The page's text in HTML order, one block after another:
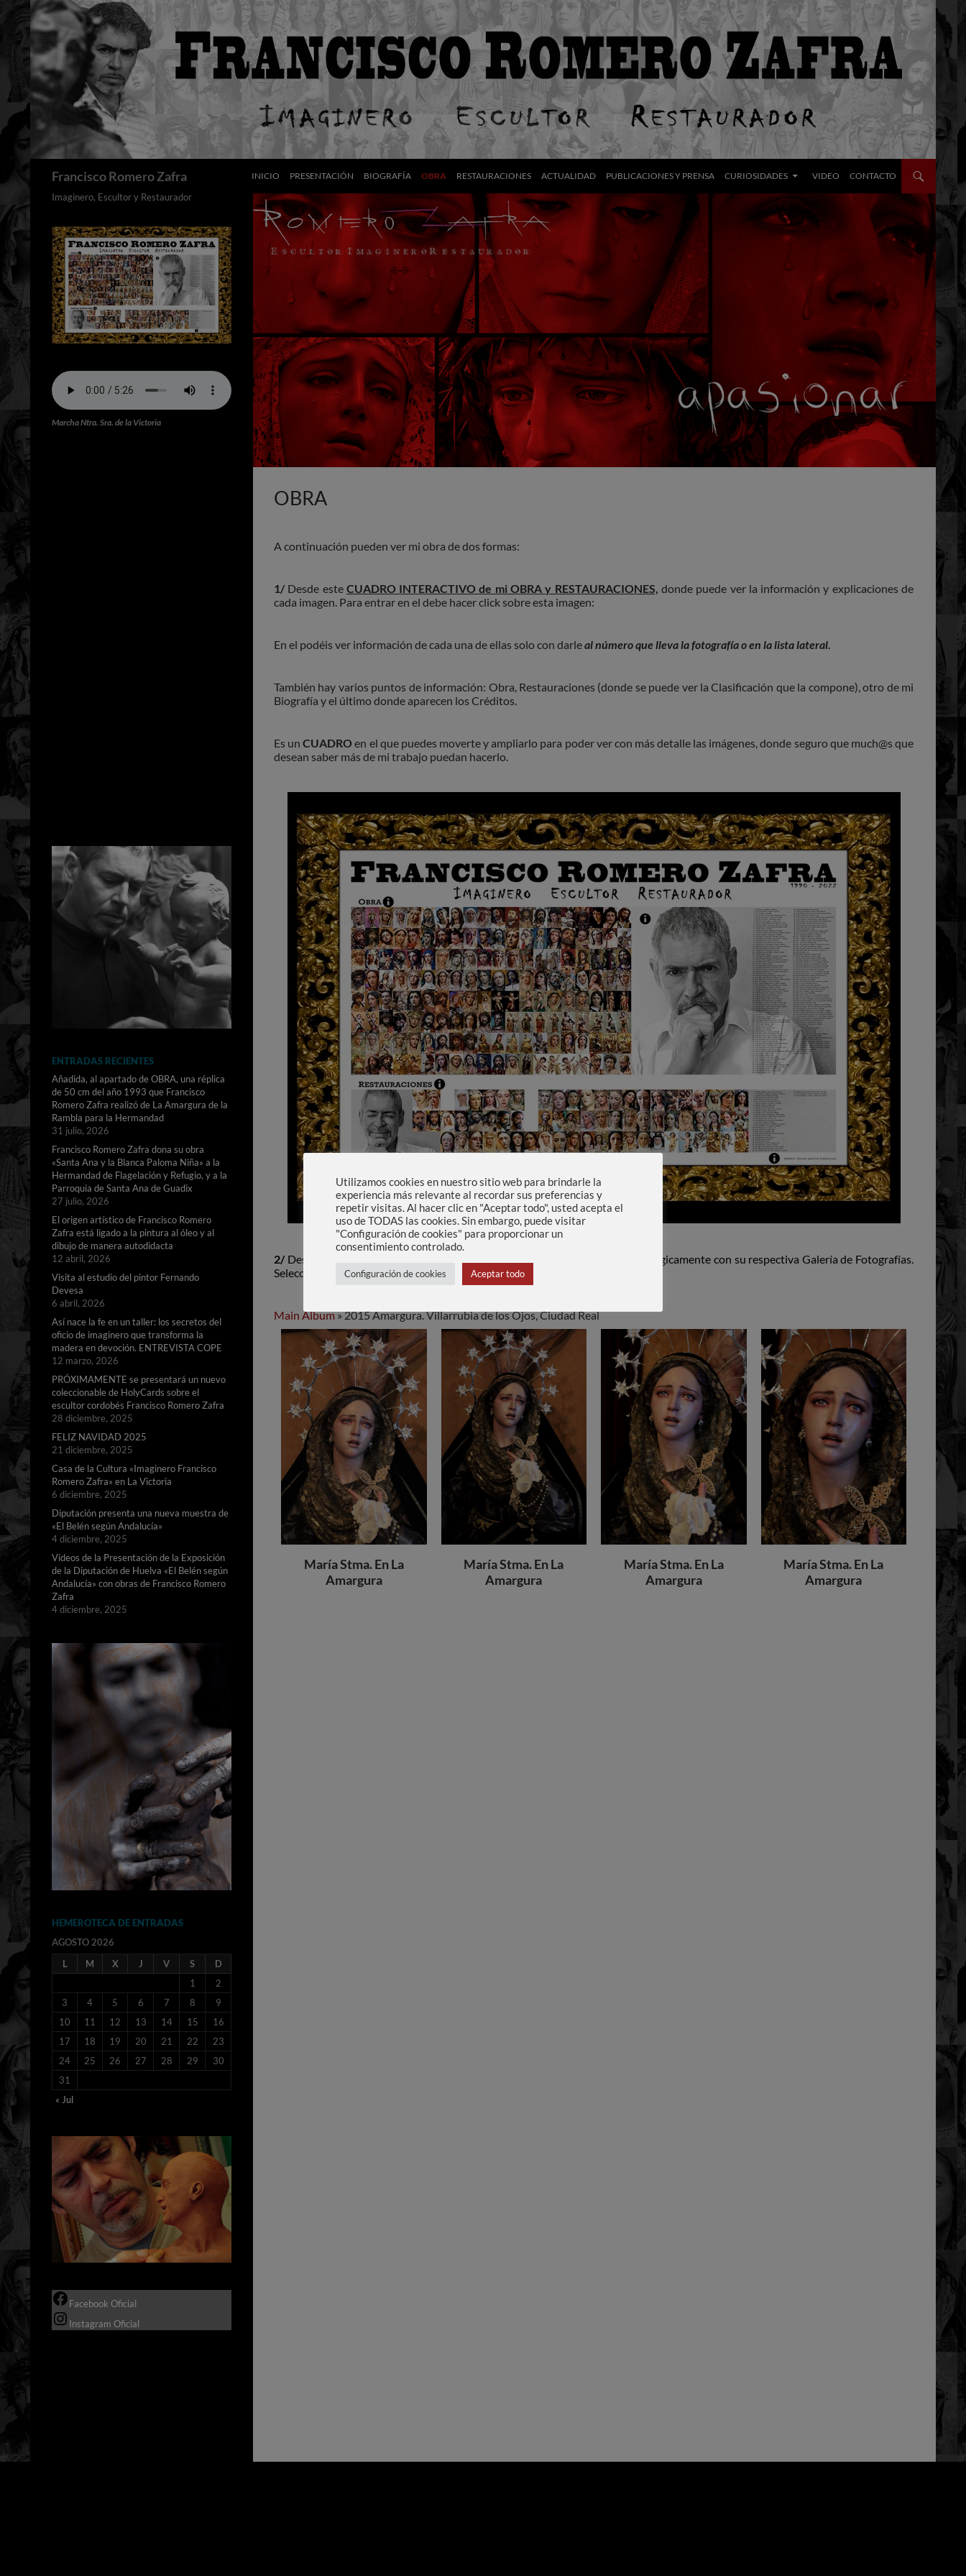
Saltar
contenido
Francisco Romero Zafra INICIO PRESENTACIÓN BIOGRAFÍA OBRA RESTAURACIONES ACTUALIDAD PUBLICACIONES Y PRENSA CURIOSIDADES VIDEO CONTACTO
OBRA
A continuación pueden ver mi obra de dos formas:
1/ Desde este CUADRO INTERACTIVO de mi OBRA y RESTAURACIONES, donde puede ver la información y explicaciones de
cada imagen. Para entrar en el debe hacer click sobre esta imagen:
En el podéis ver información de cada una de ellas solo con darleal número que lleva la fotografía o en la lista lateral.
También hay varios puntos de información: Obra, Restauraciones (donde se puede ver la Clasificación que la compone), otro de mi
Biografía y el último donde aparecen los Créditos.
Es unCUADROen el que puedes moverte y ampliarlo para poder ver con más detalle las imágenes, donde seguro que much@s que
desean saber más de mi trabajo puedan hacerlo.
2/ Desde estos álbumes donde se muestran todas las obras realizadas cronológicamente con su respectiva Galería de Fotografías.
Seleccione una obra para visualizar las fotografías con más detalle.
Main Album» 2015 Amargura. Villarrubia de los Ojos, Ciudad Real
María Stma. En La
Amargura
María Stma. En La
Amargura
María Stma. En La
Amargura
María Stma. En La
Amargura
Imaginero, Escultor y Restaurador
Marcha Ntra. Sra. de la Victoria
ENTRADAS RECIENTES
Añadida, al apartado de OBRA, una réplica
de 50 cm del año 1993 que Francisco
Romero Zafra realizó de La Amargura de la
Rambla para la Hermandad
31 julio, 2026
Francisco Romero Zafra dona su obra
«Santa Ana y la Blanca Paloma Niña» a la
Hermandad de Flagelación y Refugio, y a la
Parroquia de Santa Ana de Guadix
27 julio, 2026
El origen artístico de Francisco Romero
Zafra está ligado a la pintura al óleo y al
dibujo de manera autodidacta
12 abril, 2026
Visita al estudio del pintor Fernando
Devesa
6 abril, 2026
Así nace la fe en un taller: los secretos del
oficio de imaginero que transforma la
madera en devoción. ENTREVISTA COPE
12 marzo, 2026
PRÓXIMAMENTE se presentará un nuevo
coleccionable de HolyCards sobre el
escultor cordobés Francisco Romero Zafra
28 diciembre, 2025
FELIZ NAVIDAD 2025
21 diciembre, 2025
Casa de la Cultura «Imaginero Francisco
Romero Zafra» en La Victoria
6 diciembre, 2025
Diputación presenta una nueva muestra de
«El Belén según Andalucía»
4 diciembre, 2025
Videos de la Presentación de la Exposición
de la Diputación de Huelva «El Belén según
Andalucía» con obras de Francisco Romero
Zafra
4 diciembre, 2025
HEMEROTECA DE ENTRADAS
AGOSTO 2026
L
M X J V S
D
1
2
3
4 5 6 7 8
9
10
11 12 13 14 15
16
17
18 19 20 21 22
23
24
25 26 27 28 29
30
31
« Jul
Facebook Oficial
Instagram Oficial
Utilizamos cookies en nuestro sitio web para brindarle la
experiencia más relevante al recordar sus preferencias y
repetir visitas. Al hacer clic en "Aceptar todo", usted acepta el
uso de TODAS las cookies. Sin embargo, puede visitar
"Configuración de cookies" para proporcionar un
consentimiento controlado.
Configuración de cookies Aceptar todo